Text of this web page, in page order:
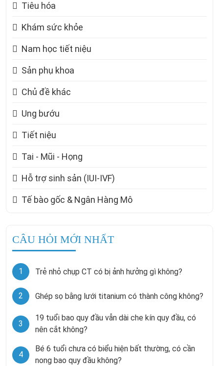
Tiêu hóa
Khám sức khỏe
Nam học tiết niệu
Sản phụ khoa
Chủ đề khác
Ung bướu
Tiết niệu
Tai - Mũi - Họng
Hỗ trợ sinh sản (IUI-IVF)
Tế bào gốc & Ngân Hàng Mô
CÂU HỎI MỚI NHẤT
1 Trẻ nhỏ chụp CT có bị ảnh hưởng gì không?
2 Ghép sọ bằng lưới titanium có thành công không?
3
19 tuổi bao quy đầu vẫn dài che kín quy đầu, có
nên cắt không?
4
Bé 6 tuổi chưa có biểu hiện bất thường, có cần
nong bao quy đầu không?